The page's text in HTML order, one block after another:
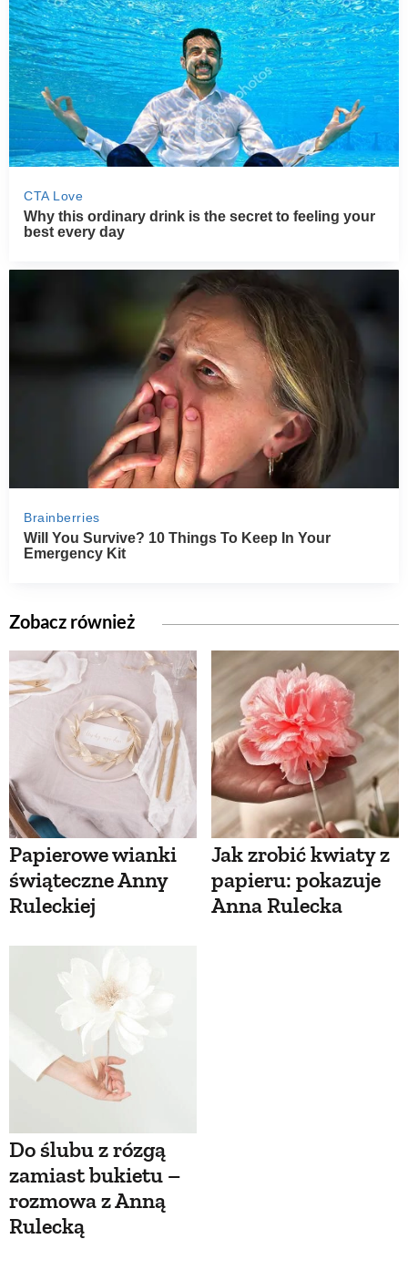
Zobacz również
Papierowe wianki
świąteczne Anny
Ruleckiej
Jak zrobić kwiaty z
papieru: pokazuje
Anna Rulecka
Do ślubu z rózgą
zamiast bukietu –
rozmowa z Anną
Rulecką